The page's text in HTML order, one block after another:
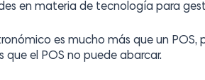
en materia de tecnología para
es mucho más que un
el POS no puede abarcar.